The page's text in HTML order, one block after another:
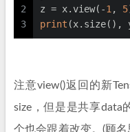
2
3
z = x.view(-1 , 5
print (x.size(),
注意view()返回的新
size，但是是共享data
个也会跟着改变。(顾